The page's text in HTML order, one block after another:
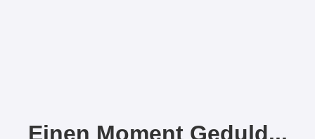
Einen Moment Geduld...